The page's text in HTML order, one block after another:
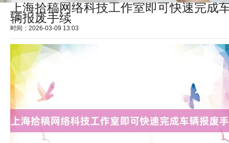
上海拾稿网络科技工作室即可快速完成
辆报废手续
时间：2026-03-09 13:03